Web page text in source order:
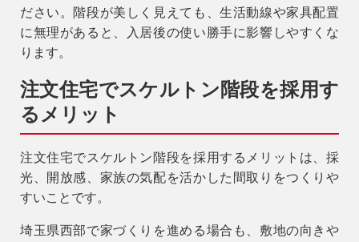
ださい。階段が美しく見えても、生活動線や家具配置
に無理があると、入居後の使い勝手に影響しやすくな
ります。
注文住宅でスケルトン階段を採用す
るメリット
注文住宅でスケルトン階段を採用するメリットは、採
光、開放感、家族の気配を活かした間取りをつくりや
すいことです。
埼玉県西部で家づくりを進める場合も、敷地の向きや